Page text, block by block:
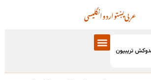
انگلیسیاردوپښتوعربی